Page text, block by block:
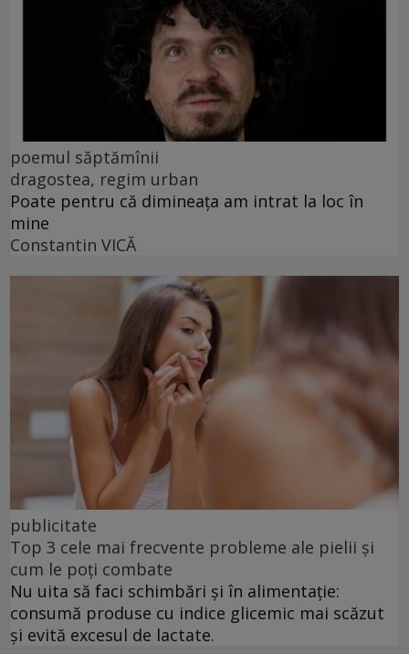
poemul săptămînii
dragostea, regim urban
Poate pentru că dimineața am intrat la loc în
mine
Constantin VICĂ
publicitate
Top 3 cele mai frecvente probleme ale pielii și
cum le poți combate
Nu uita să faci schimbări și în alimentație:
consumă produse cu indice glicemic mai scăzut
și evită excesul de lactate.